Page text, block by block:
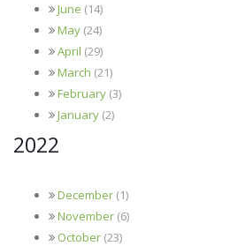
June (14)
May (24)
April (29)
March (21)
February (3)
January (2)
2022
December (1)
November (6)
October (23)